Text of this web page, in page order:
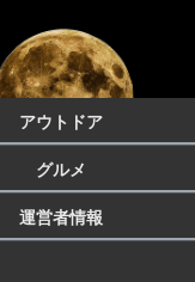
アウトドア
グルメ
運営者情報